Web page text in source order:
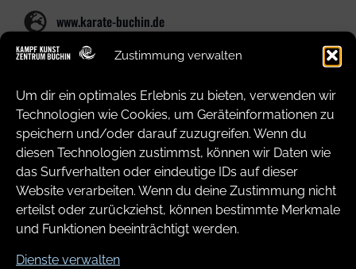
Zustimmung verwalten
Um dir ein optimales Erlebnis zu bieten, verwenden wir
Technologien wie Cookies, um Geräteinformationen zu
speichern und/oder darauf zuzugreifen. Wenn du
diesen Technologien zustimmst, können wir Daten wie
das Surfverhalten oder eindeutige IDs auf dieser
Website verarbeiten. Wenn du deine Zustimmung nicht
erteilst oder zurückziehst, können bestimmte Merkmale
und Funktionen beeinträchtigt werden.
Dienste verwalten
www.karate-buchin.de
KampfkunstzentrumBuchin
Dojo
_KampfKunstZentrum Buchin
_ Werftstraße 35 _ 18057 Rostock